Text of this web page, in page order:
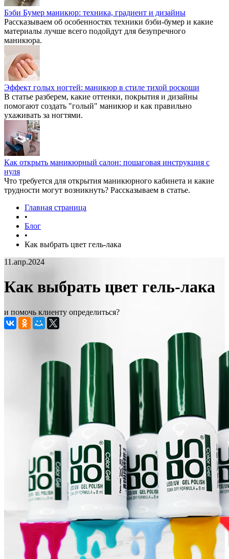
Бэби Бумер маникюр: техника, градиент и дизайны
Рассказываем об особенностях техники бэби-бумер и какие
материалы лучше всего подойдут для безупречного
маникюра.
Эффект голых ногтей: маникюр в стиле тихой роскоши
В статье разберем, какие оттенки, покрытия и дизайны
помогают создать "голый" маникюр и как правильно
ухаживать за ногтями.
Как открыть маникюрный салон: пошаговая инструкция с
нуля
Что требуется для открытия маникюрного кабинета и какие
трудности могут возникнуть? Рассказываем в статье.
Главная страница
•
Блог
•
Как выбрать цвет гель-лака
11.апр.2024
Как выбрать цвет гель-лака
и помочь клиенту определиться?